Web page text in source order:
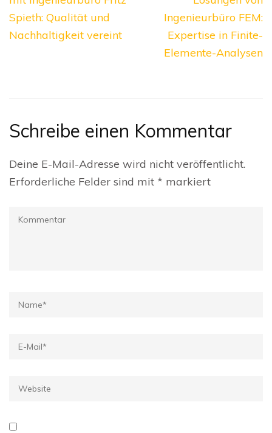
Spieth: Qualität und
Nachhaltigkeit vereint
Ingenieurbüro FEM:
Expertise in Finite-
Elemente-Analysen
Schreibe einen Kommentar
Deine E-Mail-Adresse wird nicht veröffentlicht.
Erforderliche Felder sind mit * markiert
Kommentar
Name*
E-
Website